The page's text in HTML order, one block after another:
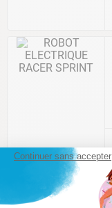
Continuer sans accepter